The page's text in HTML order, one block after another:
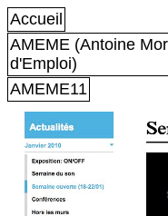
Accueil
AMEME (Antoine
d'Emploi)
AMEME11